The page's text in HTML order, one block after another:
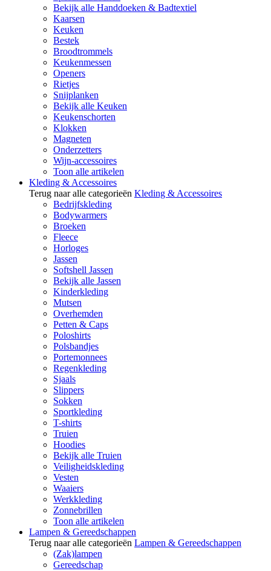
Bekijk alle Handdoeken & Badtextiel
Kaarsen
Keuken
Bestek
Broodtrommels
Keukenmessen
Openers
Rietjes
Snijplanken
Bekijk alle Keuken
Keukenschorten
Klokken
Magneten
Onderzetters
Wijn-accessoires
Toon alle artikelen
Kleding & Accessoires
Terug naar alle categorieën Kleding & Accessoires
Bedrijfskleding
Bodywarmers
Broeken
Fleece
Horloges
Jassen
Softshell Jassen
Bekijk alle Jassen
Kinderkleding
Mutsen
Overhemden
Petten & Caps
Poloshirts
Polsbandjes
Portemonnees
Regenkleding
Sjaals
Slippers
Sokken
Sportkleding
T-shirts
Truien
Hoodies
Bekijk alle Truien
Veiligheidskleding
Vesten
Waaiers
Werkkleding
Zonnebrillen
Toon alle artikelen
Lampen & Gereedschappen
Terug naar alle categorieën Lampen & Gereedschappen
(Zak)lampen
Gereedschap